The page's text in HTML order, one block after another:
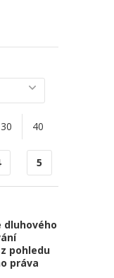
30 40
5
dluhového
pohledu
práva